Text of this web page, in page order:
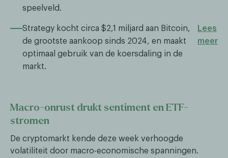
speelveld.
Strategy kocht circa $2,1 miljard aan Bitcoin,
de grootste aankoop sinds 2024, en maakt
optimaal gebruik van de koersdaling in de
markt.
Lees
meer
Macro-onrust drukt sentiment en ETF-
stromen
De cryptomarkt kende deze week verhoogde
volatiliteit door macro-economische spanningen.